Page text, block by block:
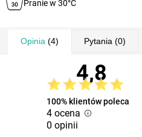
Pranie w 30°C
Opinia (4) Pytania (0)
4,8
100% klientów poleca
4 ocena
0 opinii